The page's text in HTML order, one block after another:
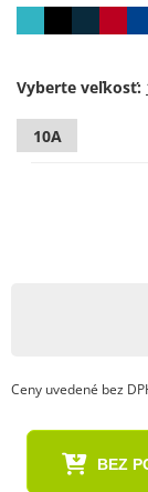
Vyberte veľkosť:
10A
Ceny uvedené bez
BEZ